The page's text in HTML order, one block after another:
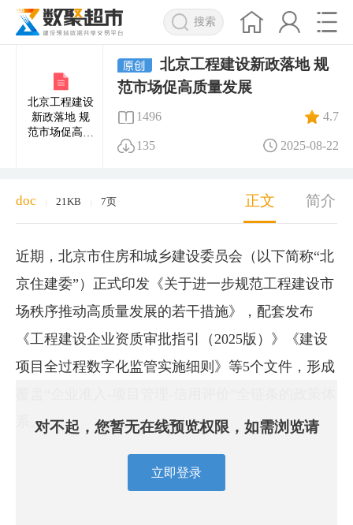
搜索
北京工程建设
新政落地 规
范市场促高质
北京工程建设新政落地 规
范市场促高质量发展
1496 4.7
135 2025-08-22
doc 21KB 7页 正文 简介
近期，北京市住房和城乡建设委员会（以下简称“北
京住建委”）正式印发《关于进一步规范工程建设市
场秩序推动高质量发展的若干措施》，配套发布
《工程建设企业资质审批指引（2025版）》《建设
项目全过程数字化监管实施细则》等5个文件，形成
系。对不起，您暂无在线预览权限，如需浏览请
立即登录